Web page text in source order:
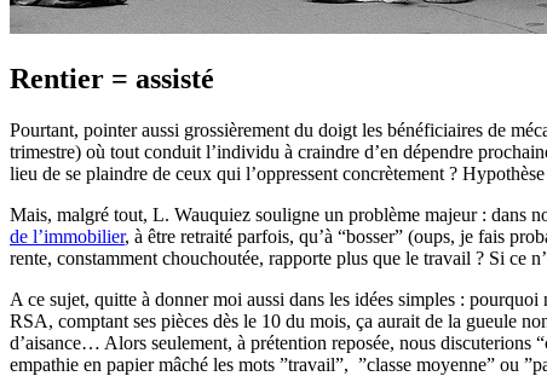
Rentier = assisté
Pourtant, pointer aussi grossièrement du doigt les bénéficiaires de
trimestre) où tout conduit l’individu à craindre d’en dépendre
lieu de se plaindre de ceux qui l’oppressent concrètement ?
Mais, malgré tout, L. Wauquiez souligne un problème majeur : dans
de l’immobilier, à être retraité parfois, qu’à “bosser” (oups, je fais
rente, constamment chouchoutée, rapporte plus que le travail ? Si ce
A ce sujet, quitte à donner moi aussi dans les idées simples :
RSA, comptant ses pièces dès le 10 du mois, ça aurait de la gueule
d’aisance… Alors seulement, à prétention reposée, nous discuterions
empathie en papier mâché les mots ”travail”, ”classe moyenne” ou